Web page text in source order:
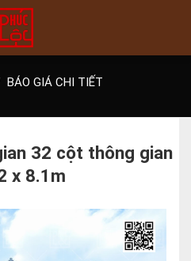
BÁO GIÁ CHI TIẾT
32 cột thông gian
x 8.1m